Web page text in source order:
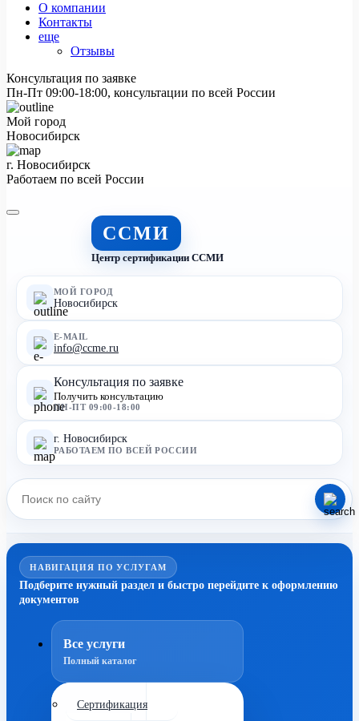
О компании
Контакты
еще
Отзывы
Консультация по заявке
Пн-Пт 09:00-18:00, консультации по всей России
Мой город
Новосибирск
г. Новосибирск
Работаем по всей России
ССМИ
Центр сертификации ССМИ
МОЙ ГОРОД
Новосибирск
E-MAIL
info@ccme.ru
Консультация по заявке
Получить консультацию
ПН-ПТ 09:00-18:00
г. Новосибирск
РАБОТАЕМ ПО ВСЕЙ РОССИИ
НАВИГАЦИЯ ПО УСЛУГАМ
Подберите нужный раздел и быстро перейдите к оформлению
документов
Все услуги
Полный каталог
Сертификация